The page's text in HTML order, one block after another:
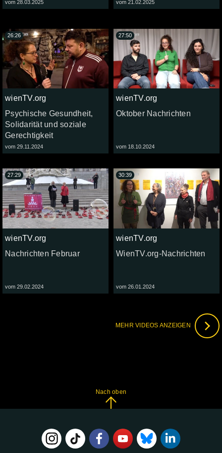
vom 28.03.2025 vom 21.02.2025
wienTV.org
Psychische Gesundheit,
Solidarität und soziale
Gerechtigkeit
vom 29.11.2024
26:26
wienTV.org
Oktober Nachrichten
vom 18.10.2024
27:50
wienTV.org
Nachrichten Februar
vom 29.02.2024
27:29
wienTV.org
WienTV.org-Nachrichten
vom 26.01.2024
30:39
MEHR VIDEOS ANZEIGEN
Nach oben